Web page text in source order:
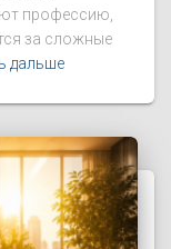
профессию,
за сложные
дальше